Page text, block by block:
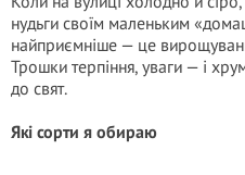
нудьги своїм маленьким
найприємніше — це
Трошки терпіння, уваги — і
до свят.
Які сорти я обираю